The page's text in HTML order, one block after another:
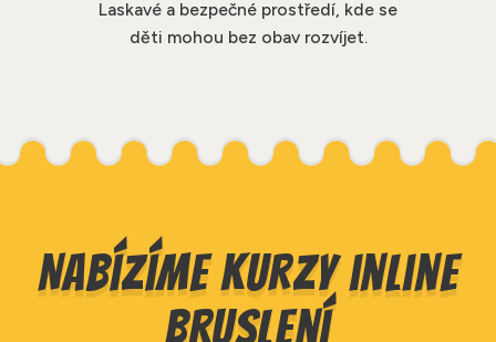
Laskavé a bezpečné prostředí, kde se
děti mohou bez obav rozvíjet.
Nabízíme kurzy inline
bruslení